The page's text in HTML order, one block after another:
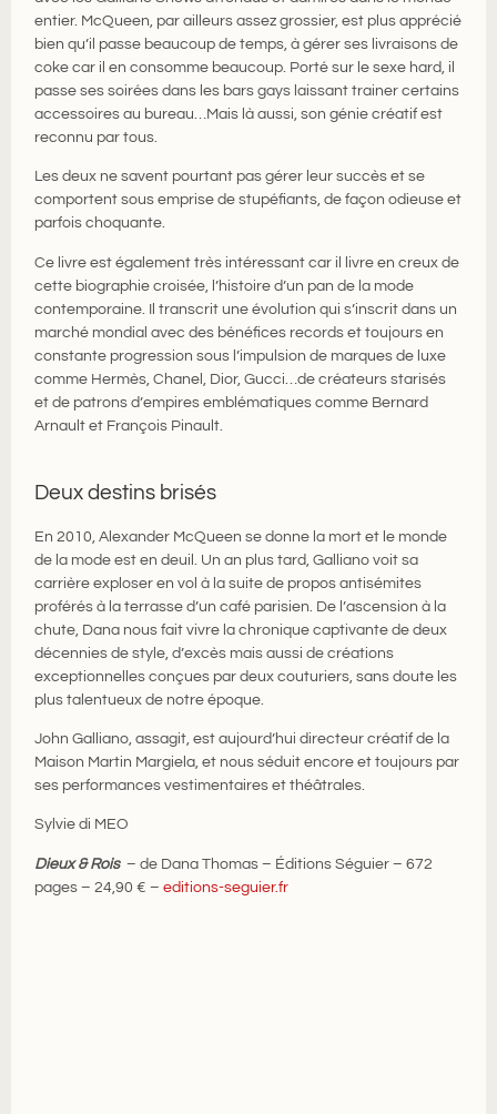
entier. McQueen, par ailleurs assez grossier, est plus apprécié
bien qu’il passe beaucoup de temps, à gérer ses livraisons de
coke car il en consomme beaucoup. Porté sur le sexe hard, il
passe ses soirées dans les bars gays laissant trainer certains
accessoires au bureau…Mais là aussi, son génie créatif est
reconnu par tous.
Les deux ne savent pourtant pas gérer leur succès et se
comportent sous emprise de stupéfiants, de façon odieuse et
parfois choquante.
Ce livre est également très intéressant car il livre en creux de
cette biographie croisée, l’histoire d’un pan de la mode
contemporaine. Il transcrit une évolution qui s’inscrit dans un
marché mondial avec des bénéfices records et toujours en
constante progression sous l’impulsion de marques de luxe
comme Hermès, Chanel, Dior, Gucci…de créateurs starisés
et de patrons d’empires emblématiques comme Bernard
Arnault et François Pinault.
Deux destins brisés
En 2010, Alexander McQueen se donne la mort et le monde
de la mode est en deuil. Un an plus tard, Galliano voit sa
carrière exploser en vol à la suite de propos antisémites
proférés à la terrasse d’un café parisien. De l’ascension à la
chute, Dana nous fait vivre la chronique captivante de deux
décennies de style, d’excès mais aussi de créations
exceptionnelles conçues par deux couturiers, sans doute les
plus talentueux de notre époque.
John Galliano, assagit, est aujourd’hui directeur créatif de la
Maison Martin Margiela, et nous séduit encore et toujours par
ses performances vestimentaires et théâtrales.
Sylvie di MEO
Dieux & Rois– de Dana Thomas – Éditions Séguier – 672
pages – 24,90 € –editions-seguier.fr